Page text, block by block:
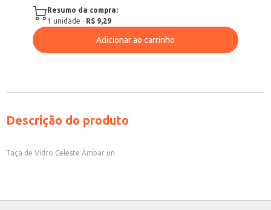
Resumo da compra:
1 unidade · R$ 9,29
Adicionar ao carrinho
Descrição do produto
Taça de Vidro Celeste Âmbar un